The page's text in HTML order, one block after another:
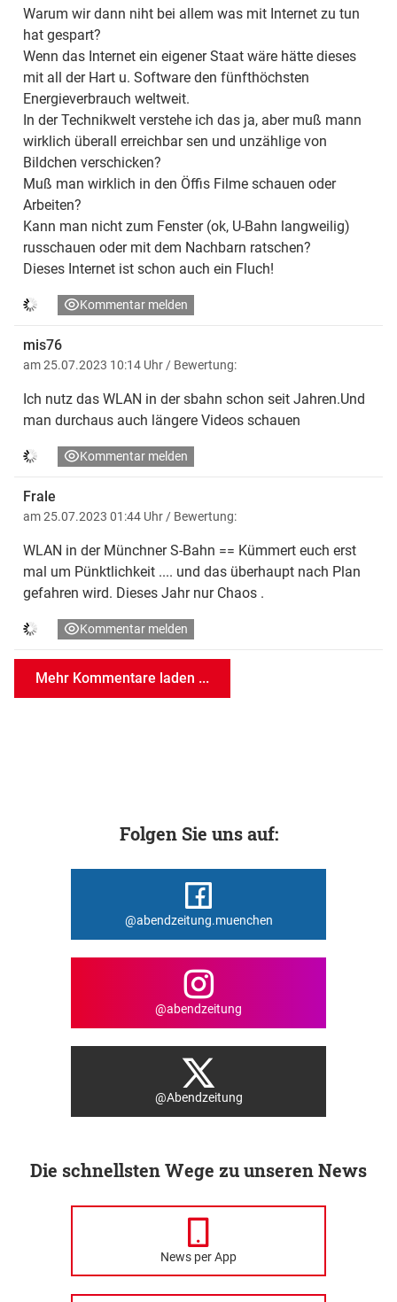
Warum wir dann niht bei allem was mit Internet zu tun
hat gespart?
Wenn das Internet ein eigener Staat wäre hätte dieses
mit all der Hart u. Software den fünfthöchsten
Energieverbrauch weltweit.
In der Technikwelt verstehe ich das ja, aber muß mann
wirklich überall erreichbar sen und unzählige von
Bildchen verschicken?
Muß man wirklich in den Öffis Filme schauen oder
Arbeiten?
Kann man nicht zum Fenster (ok, U-Bahn langweilig)
russchauen oder mit dem Nachbarn ratschen?
Dieses Internet ist schon auch ein Fluch!
Kommentar melden
mis76
am 25.07.2023 10:14 Uhr / Bewertung:
Ich nutz das WLAN in der sbahn schon seit Jahren.Und
man durchaus auch längere Videos schauen
Kommentar melden
Frale
am 25.07.2023 01:44 Uhr / Bewertung:
WLAN in der Münchner S-Bahn == Kümmert euch erst
mal um Pünktlichkeit .... und das überhaupt nach Plan
gefahren wird. Dieses Jahr nur Chaos .
Kommentar melden
Mehr Kommentare laden ...
Folgen Sie uns auf:
@abendzeitung.muenchen
@abendzeitung
@Abendzeitung
Die schnellsten Wege zu unseren News
News per App